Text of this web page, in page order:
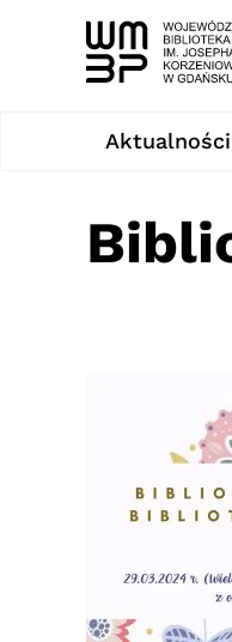
Aktualności